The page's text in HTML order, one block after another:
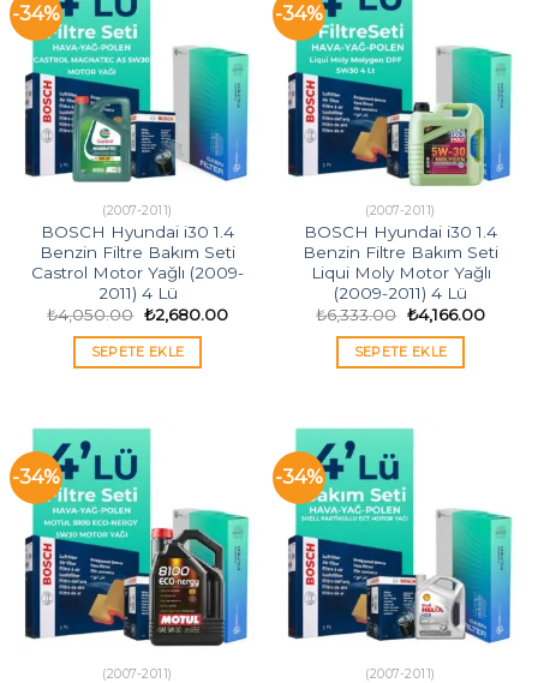
-34%
(2007-2011)
BOSCH Hyundai i30 1.4
Benzin Filtre Bakım Seti
Castrol Motor Yağlı (2009-
2011) 4 Lü
₺4,050.00 Orijinal
fiyat:
₺4,050.00.
₺2,680.00Şu
SEPETE EKLE
-34%
(2007-2011)
BOSCH Hyundai i30 1.4
Benzin Filtre Bakım Seti
Liqui Moly Motor Yağlı
(2009-2011) 4 Lü
₺6,333.00 Orijinal
fiyat:
₺6,333.00.
₺4,166.00Şu
SEPETE EKLE
-34%
(2007-2011)
-34%
(2007-2011)